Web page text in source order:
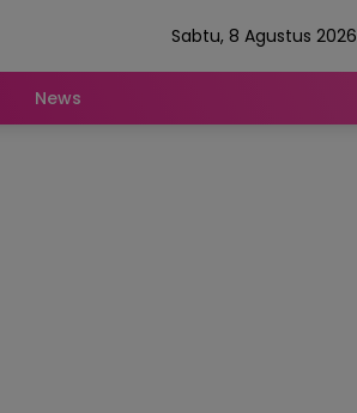
Sabtu, 8 Agustus 2026
News